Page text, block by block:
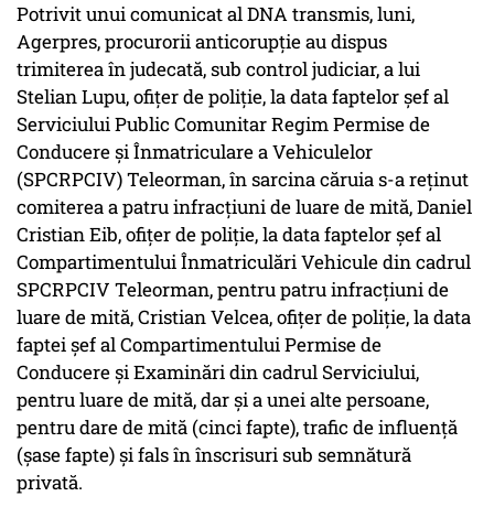
Potrivit unui comunicat al DNA transmis, luni,
Agerpres, procurorii anticorupţie au dispus
trimiterea în judecată, sub control judiciar, a lui
Stelian Lupu, ofiţer de poliţie, la data faptelor şef al
Serviciului Public Comunitar Regim Permise de
Conducere şi Înmatriculare a Vehiculelor
(SPCRPCIV) Teleorman, în sarcina căruia s-a reţinut
comiterea a patru infracţiuni de luare de mită, Daniel
Cristian Eib, ofiţer de poliţie, la data faptelor şef al
Compartimentului Înmatriculări Vehicule din cadrul
SPCRPCIV Teleorman, pentru patru infracţiuni de
luare de mită, Cristian Velcea, ofiţer de poliţie, la data
faptei şef al Compartimentului Permise de
Conducere şi Examinări din cadrul Serviciului,
pentru luare de mită, dar şi a unei alte persoane,
pentru dare de mită (cinci fapte), trafic de influenţă
(şase fapte) şi fals în înscrisuri sub semnătură
privată.